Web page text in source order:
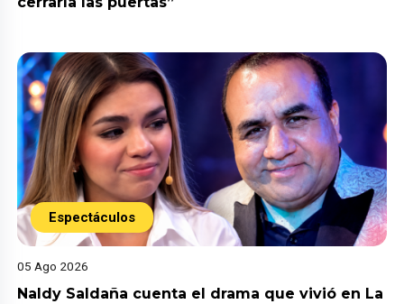
Espectáculos
05 Ago 2026
Naldy Saldaña cuenta el drama que vivió en La